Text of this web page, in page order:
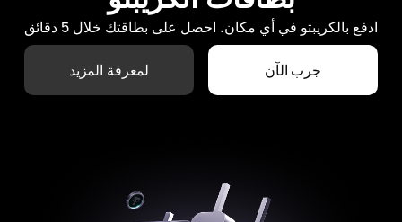
ادفع بالكريبتو في أي مكان. احصل على بطاقتك خلال 5 دقائق
جرب الآن لمعرفة المزيد